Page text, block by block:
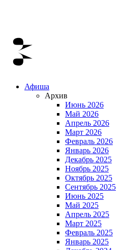
Афиша
Архив
Июнь 2026
Май 2026
Апрель 2026
Март 2026
Февраль 2026
Январь 2026
Декабрь 2025
Ноябрь 2025
Октябрь 2025
Сентябрь 2025
Июнь 2025
Май 2025
Апрель 2025
Март 2025
Февраль 2025
Январь 2025